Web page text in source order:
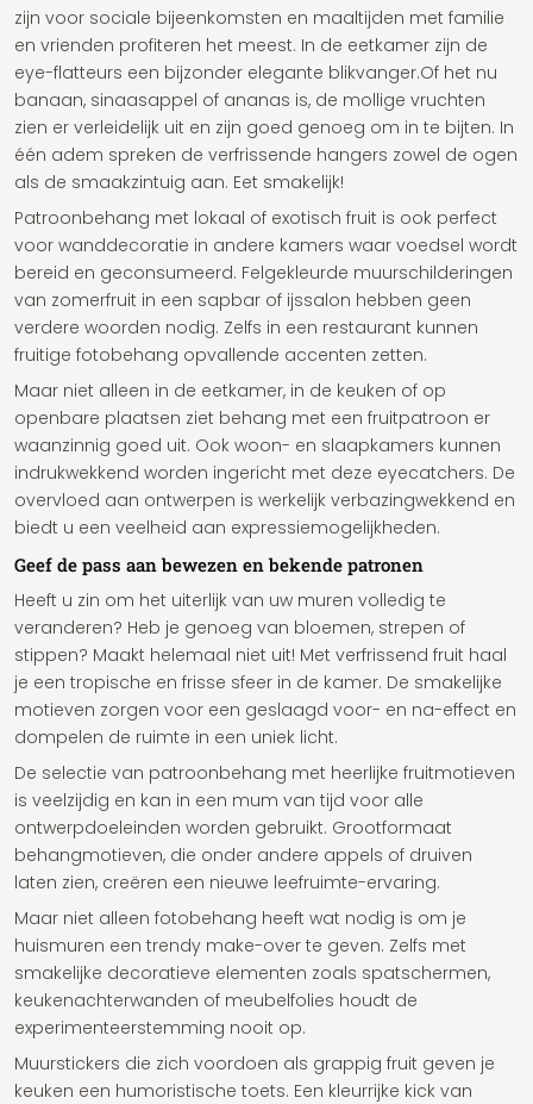
zijn voor sociale bijeenkomsten en maaltijden met familie
en vrienden profiteren het meest. In de eetkamer zijn de
eye-flatteurs een bijzonder elegante blikvanger.Of het nu
banaan, sinaasappel of ananas is, de mollige vruchten
zien er verleidelijk uit en zijn goed genoeg om in te bijten. In
één adem spreken de verfrissende hangers zowel de ogen
als de smaakzintuig aan. Eet smakelijk!
Patroonbehang met lokaal of exotisch fruit is ook perfect
voor wanddecoratie in andere kamers waar voedsel wordt
bereid en geconsumeerd. Felgekleurde muurschilderingen
van zomerfruit in een sapbar of ijssalon hebben geen
verdere woorden nodig. Zelfs in een restaurant kunnen
fruitige fotobehang opvallende accenten zetten.
Maar niet alleen in de eetkamer, in de keuken of op
openbare plaatsen ziet behang met een fruitpatroon er
waanzinnig goed uit. Ook woon- en slaapkamers kunnen
indrukwekkend worden ingericht met deze eyecatchers. De
overvloed aan ontwerpen is werkelijk verbazingwekkend en
biedt u een veelheid aan expressiemogelijkheden.
Geef de pass aan bewezen en bekende patronen
Heeft u zin ​​om het uiterlijk van uw muren volledig te
veranderen? Heb je genoeg van bloemen, strepen of
stippen? Maakt helemaal niet uit! Met verfrissend fruit haal
je een tropische en frisse sfeer in de kamer. De smakelijke
motieven zorgen voor een geslaagd voor- en na-effect en
dompelen de ruimte in een uniek licht.
De selectie van patroonbehang met heerlijke fruitmotieven
is veelzijdig en kan in een mum van tijd voor alle
ontwerpdoeleinden worden gebruikt. Grootformaat
behangmotieven, die onder andere appels of druiven
laten zien, creëren een nieuwe leefruimte-ervaring.
Maar niet alleen fotobehang heeft wat nodig is om je
huismuren een trendy make-over te geven. Zelfs met
smakelijke decoratieve elementen zoals spatschermen,
keukenachterwanden of meubelfolies houdt de
experimenteerstemming nooit op.
Muurstickers die zich voordoen als grappig fruit geven je
keuken een humoristische toets. Een kleurrijke kick van